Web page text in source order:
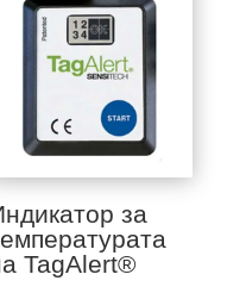
за
TagAlert®